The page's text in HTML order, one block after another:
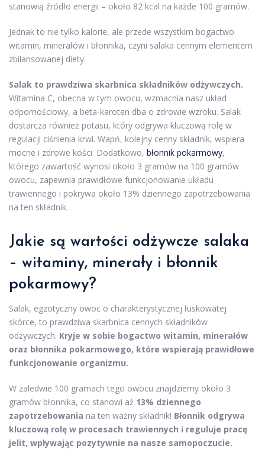
stanowią źródło energii – około 82 kcal na każde 100 gramów.
Jednak to nie tylko kalorie, ale przede wszystkim bogactwo
witamin, minerałów i błonnika, czyni salaka cennym elementem
zbilansowanej diety.
Salak to prawdziwa skarbnica składników odżywczych.
Witamina C, obecna w tym owocu, wzmacnia nasz układ
odpornościowy, a beta-karoten dba o zdrowie wzroku. Salak
dostarcza również potasu, który odgrywa kluczową rolę w
regulacji ciśnienia krwi. Wapń, kolejny cenny składnik, wspiera
mocne i zdrowe kości. Dodatkowo, błonnik pokarmowy,
którego zawartość wynosi około 3 gramów na 100 gramów
owocu, zapewnia prawidłowe funkcjonowanie układu
trawiennego i pokrywa około 13% dziennego zapotrzebowania
na ten składnik.
Jakie są wartości odżywcze salaka
– witaminy, minerały i błonnik
pokarmowy?
Salak, egzotyczny owoc o charakterystycznej łuskowatej
skórce, to prawdziwa skarbnica cennych składników
odżywczych. Kryje w sobie bogactwo witamin, minerałów
oraz błonnika pokarmowego, które wspierają prawidłowe
funkcjonowanie organizmu.
W zaledwie 100 gramach tego owocu znajdziemy około 3
gramów błonnika, co stanowi aż 13% dziennego
zapotrzebowania na ten ważny składnik! Błonnik odgrywa
kluczową rolę w procesach trawiennych i reguluje pracę
jelit, wpływając pozytywnie na nasze samopoczucie.